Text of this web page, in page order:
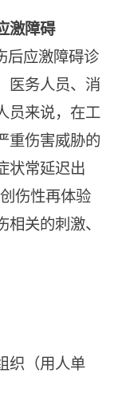
激障碍
后应激障碍诊
医务人员、消
员来说，在工
重伤害威胁的
状常延迟出
伤性再体验
相关的刺激、
（用人单